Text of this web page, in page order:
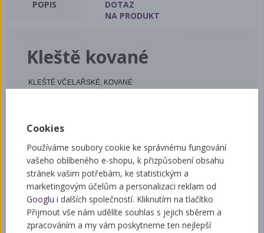
POPIS
DOTAZ
NA PRODUKT
Kleště kované
KLEŠTĚ VČELAŘSKÉ, KOVANÉ
Související zboží
Kleště zvedací
Cookies
Používáme soubory cookie ke správnému fungování
vašeho oblíbeného e-shopu, k přizpůsobení obsahu
stránek vašim potřebám, ke statistickým a
marketingovým účelům a personalizaci reklam od
Googlu i dalších společností. Kliknutím na tlačítko
Přijmout vše nám udělíte souhlas s jejich sběrem a
zpracováním a my vám poskytneme ten nejlepší